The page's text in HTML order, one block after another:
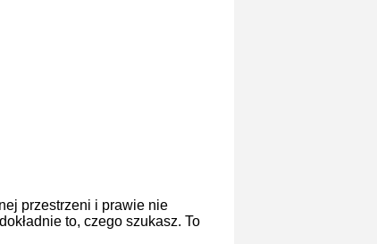
przestrzeni i prawie nie
to, czego szukasz. To